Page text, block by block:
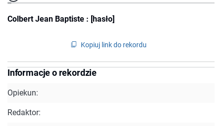
Colbert Jean Baptiste : [hasło]
Kopiuj link do rekordu
Informacje o rekordzie
Opiekun:
Redaktor: